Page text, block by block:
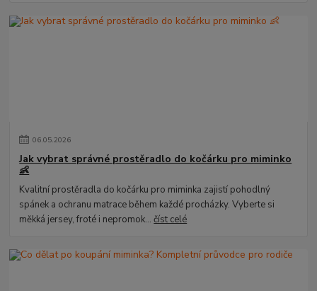
06.05.2026
Jak vybrat správné prostěradlo do kočárku pro miminko
👶
Kvalitní prostěradla do kočárku pro miminka zajistí pohodlný
spánek a ochranu matrace během každé procházky. Vyberte si
měkká jersey, froté i nepromok...číst celé